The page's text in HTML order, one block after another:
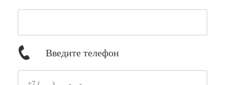
Введите телефон